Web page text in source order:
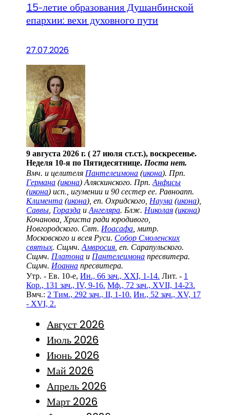
15-летие образования Душанбинской
епархии: вехи духовного пути
27.07.2026
9 августа 2026 г. ( 27 июля ст.ст.), воскресенье.
Неделя 10-я по Пятидесятнице. Поста нет.
Вмч. и целителя Пантелеимона (икона). Прп.
Германа (икона) Аляскинского. Прп.Анфисы
(икона) исп., игумении и 90 сестер ее. Равноапп.
Климента (икона), еп. Охридского, Наума (икона),
Саввы Горазда иАнгеляра. Блж. Николая (икона)
Кочанова, Христа ради юродивого,
Новгородского. Свт. Иоасафа , митр.
Московского и всея Руси. Собор Смоленских
святых. Сщмч.Амвросия , еп. Сарапульского.
Сщмч. Платона и Пантелеимона пресвитера.
Сщмч. Иоанна пресвитера.
Утр. - Ев. 10-е,Ин., 66 зач., XXI, 1-14. Лит. - 1
Кор., 131 зач., IV, 9-16. Мф., 72 зач., XVII, 14-23.
Вмч.: 2 Тим., 292 зач., II, 1-10. Ин., 52 зач., XV, 17
- XVI, 2.
Август 2026
Июль 2026
Июнь 2026
Май 2026
Апрель 2026
Март 2026